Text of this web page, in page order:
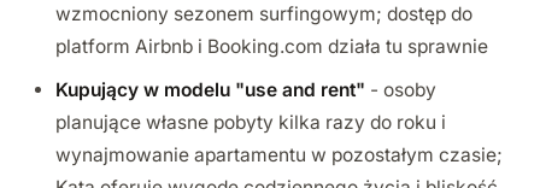
wzmocniony sezonem surfingowym; dostęp do
platform Airbnb i Booking.com działa tu sprawnie
Kupujący w modelu "use and rent" - osoby
planujące własne pobyty kilka razy do roku i
wynajmowanie apartamentu w pozostałym czasie;